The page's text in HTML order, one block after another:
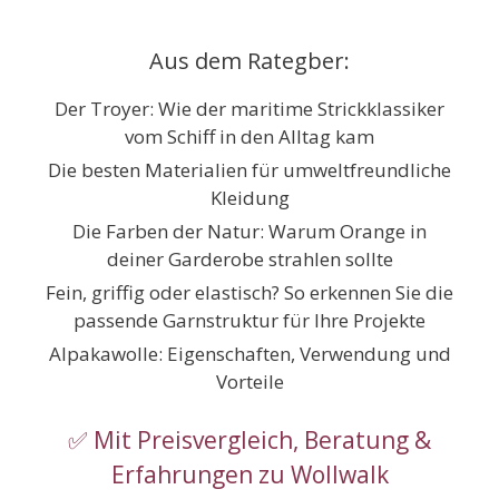
Aus dem Rategber:
Der Troyer: Wie der maritime Strickklassiker
vom Schiff in den Alltag kam
Die besten Materialien für umweltfreundliche
Kleidung
Die Farben der Natur: Warum Orange in
deiner Garderobe strahlen sollte
Fein, griffig oder elastisch? So erkennen Sie die
passende Garnstruktur für Ihre Projekte
Alpakawolle: Eigenschaften, Verwendung und
Vorteile
✅ Mit Preisvergleich, Beratung &
Erfahrungen zu Wollwalk